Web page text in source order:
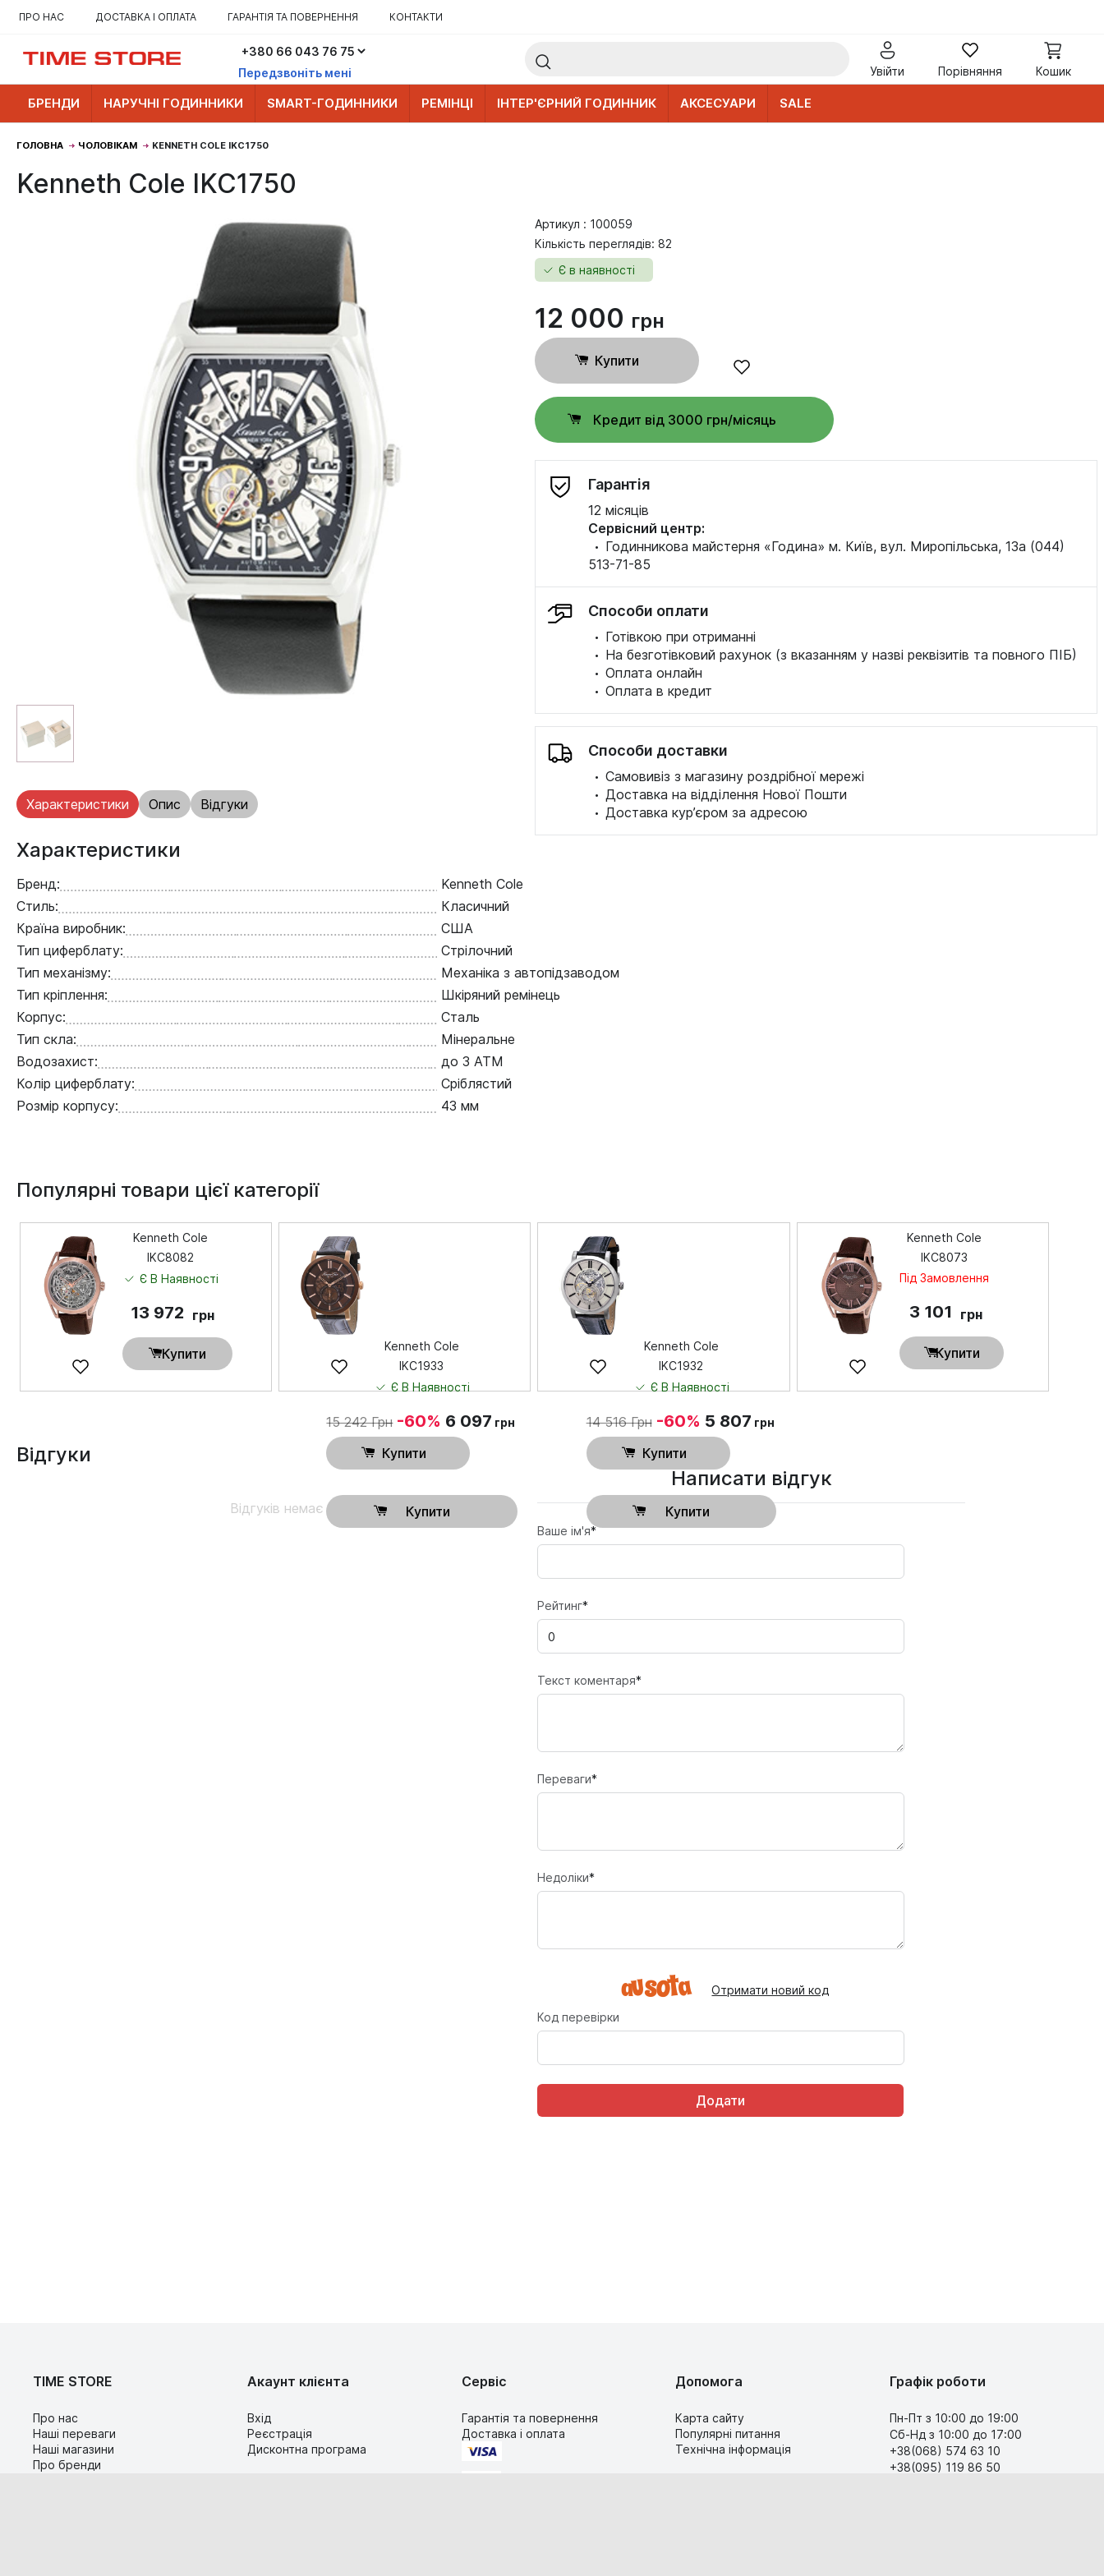
ПРО НАС ДОСТАВКА І ОПЛАТА ГАРАНТІЯ ТА ПОВЕРНЕННЯ КОНТАКТИ
Передзвоніть мені Увійти Порівняння Кошик
БРЕНДИ НАРУЧНІ ГОДИННИКИ SMART-ГОДИННИКИ РЕМІНЦІ ІНТЕР'ЄРНИЙ ГОДИННИК АКСЕСУАРИ SALE
ГОЛОВНА ЧОЛОВІКАМ KENNETH COLE IKC1750
Kenneth Cole IKC1750
Характеристики Опис Відгуки
Артикул : 100059
Кількість переглядів: 82
Є в наявності
12 000 грн
Купити
Кредит від 3000 грн/місяць
Гарантія
12 місяців
Сервісний центр:
· Годинникова майстерня «Година» м. Київ, вул. Миропільська, 13а (044)
513-71-85
Способи оплати
· Готівкою при отриманні
· На безготівковий рахунок (з вказанням у назві реквізитів та повного ПІБ)
·Оплата онлайн
·Оплата в кредит
Способи доставки
·Самовивіз з магазину роздрібної мережі
·Доставка на відділення Нової Пошти
·Доставка кур’єром за адресою
Характеристики
Бренд:
Kenneth Cole
Стиль:
Класичний
Країна виробник:
США
Тип циферблату:
Стрілочний
Тип механізму:
Механіка з автопідзаводом
Тип кріплення:
Шкіряний ремінець
Корпус:
Сталь
Тип скла:
Мінеральне
Водозахист:
до 3 ATM
Колір циферблату:
Сріблястий
Розмір корпусу:
43 мм
Популярні товари цієї категорії
Kenneth Cole
IKC8082
Є В Наявності
13 972 грн
Купити
Kenneth Cole
IKC1933
Є В Наявності
15 242 Грн -60% 6 097грн
Купити
Купити
Kenneth Cole
IKC1932
Є В Наявності
14 516 Грн -60% 5 807грн
Купити
Купити
Kenneth Cole
IKC8073
Під Замовлення
3 101 грн
Купити
Відгуки
Відгуків немає
Написати відгук
Ваше ім'я*
Рейтинг*
Текст коментаря*
Переваги*
Недоліки*
Отримати новий код
Код перевірки
TIME STORE
Про нас
Наші переваги
Наші магазини
Про бренди
Акаунт клієнта
Вхід
Реєстрація
Дисконтна програма
Сервіс
Гарантія та повернення
Доставка і оплата
Допомога
Карта сайту
Популярні питання
Технічна інформація
Графік роботи
Пн-Пт з 10:00 до 19:00
Сб-Нд з 10:00 до 17:00
+38(068) 574 63 10
+38(095) 119 86 50